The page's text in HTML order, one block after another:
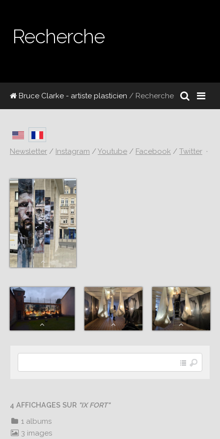
Recherche
Bruce Clarke - artiste plasticien / Recherche
Newsletter / Instagram /Youtube / Facebook / Twitter ·
4 AFFICHAGES SUR "IX FORT"
1 albums
3 images